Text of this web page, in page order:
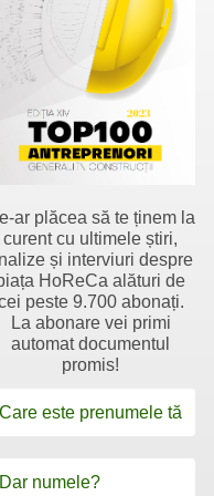
ar plăcea să te ținem la
curent cu ultimele știri,
și interviuri despre
HoReCa alături de
peste 9.700 abonați.
La abonare vei primi
automat documentul
promis!